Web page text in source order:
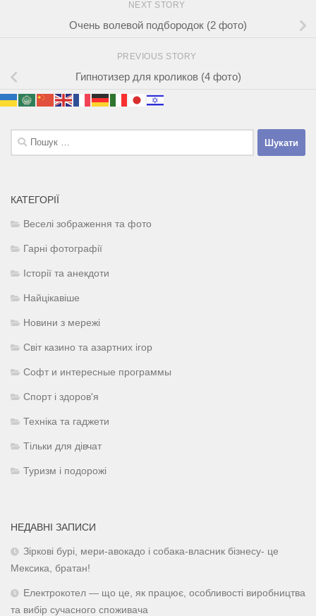
NEXT STORY
Очень волевой подбородок (2 фото)
PREVIOUS STORY
Гипнотизер для кроликов (4 фото)
Пошук:
КАТЕГОРІЇ
Веселі зображення та фото
Гарні фотографії
Історії та анекдоти
Найцікавіше
Новини з мережі
Світ казино та азартних ігор
Софт и интересные программы
Спорт і здоров'я
Техніка та гаджети
Тільки для дівчат
Туризм і подорожі
НЕДАВНІ ЗАПИСИ
Зіркові бурі, мери-авокадо і собака-власник бізнесу- це
Мексика, братан!
Електрокотел — що це, як працює, особливості виробництва
та вибір сучасного споживача